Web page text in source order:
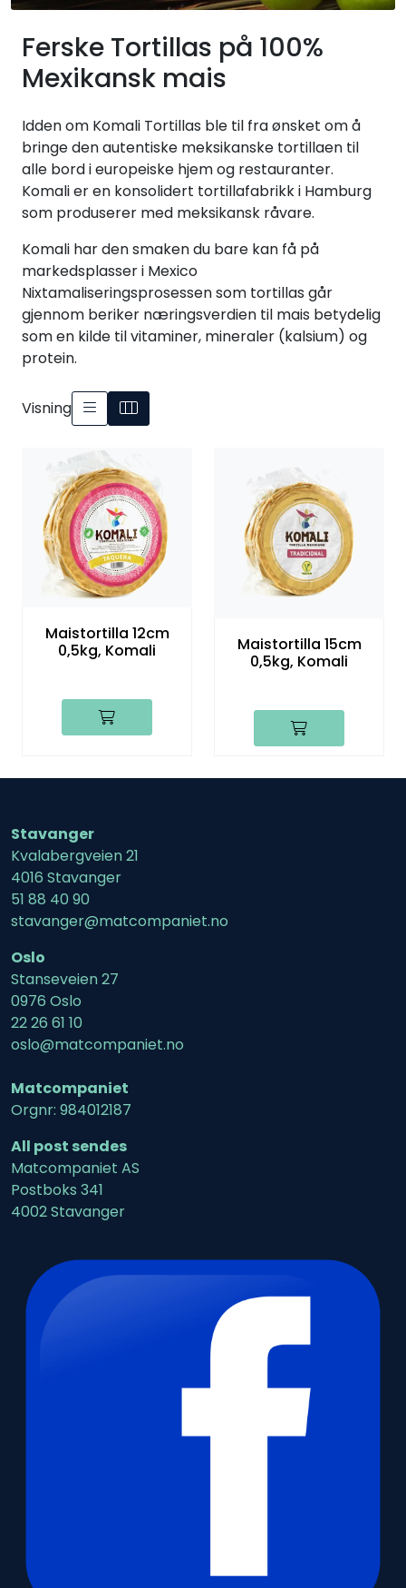
Ferske Tortillas på 100%
Mexikansk mais
Idden om Komali Tortillas ble til fra ønsket om å
bringe den autentiske meksikanske tortillaen til
alle bord i europeiske hjem og restauranter.
Komali er en konsolidert tortillafabrikk i Hamburg
som produserer med meksikansk råvare.
Komali har den smaken du bare kan få på
markedsplasser i Mexico
Nixtamaliseringsprosessen som tortillas går
gjennom beriker næringsverdien til mais betydelig
som en kilde til vitaminer, mineraler (kalsium) og
protein.
Visning
Maistortilla 12cm
0,5kg, Komali
Maistortilla 15cm
0,5kg, Komali
Stavanger
Kvalabergveien 21
4016 Stavanger
51 88 40 90
stavanger@matcompaniet.no
Oslo
Stanseveien 27
0976 Oslo
22 26 61 10
oslo@matcompaniet.no
Matcompaniet
Orgnr: 984012187
All post sendes
Matcompaniet AS
Postboks 341
4002 Stavanger
Leverandører